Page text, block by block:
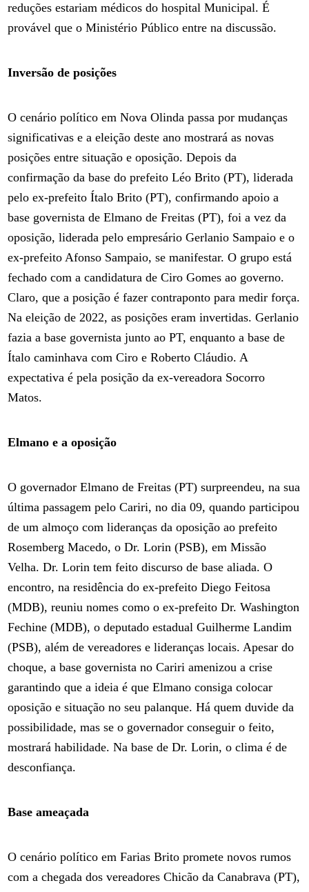
reduções estariam médicos do hospital Municipal. É
provável que o Ministério Público entre na discussão.
Inversão de posições
O cenário político em Nova Olinda passa por mudanças
significativas e a eleição deste ano mostrará as novas
posições entre situação e oposição. Depois da
confirmação da base do prefeito Léo Brito (PT), liderada
pelo ex-prefeito Ítalo Brito (PT), confirmando apoio a
base governista de Elmano de Freitas (PT), foi a vez da
oposição, liderada pelo empresário Gerlanio Sampaio e o
ex-prefeito Afonso Sampaio, se manifestar. O grupo está
fechado com a candidatura de Ciro Gomes ao governo.
Claro, que a posição é fazer contraponto para medir força.
Na eleição de 2022, as posições eram invertidas. Gerlanio
fazia a base governista junto ao PT, enquanto a base de
Ítalo caminhava com Ciro e Roberto Cláudio. A
expectativa é pela posição da ex-vereadora Socorro
Matos.
Elmano e a oposição
O governador Elmano de Freitas (PT) surpreendeu, na sua
última passagem pelo Cariri, no dia 09, quando participou
de um almoço com lideranças da oposição ao prefeito
Rosemberg Macedo, o Dr. Lorin (PSB), em Missão
Velha. Dr. Lorin tem feito discurso de base aliada. O
encontro, na residência do ex-prefeito Diego Feitosa
(MDB), reuniu nomes como o ex-prefeito Dr. Washington
Fechine (MDB), o deputado estadual Guilherme Landim
(PSB), além de vereadores e lideranças locais. Apesar do
choque, a base governista no Cariri amenizou a crise
garantindo que a ideia é que Elmano consiga colocar
oposição e situação no seu palanque. Há quem duvide da
possibilidade, mas se o governador conseguir o feito,
mostrará habilidade. Na base de Dr. Lorin, o clima é de
desconfiança.
Base ameaçada
O cenário político em Farias Brito promete novos rumos
com a chegada dos vereadores Chicão da Canabrava (PT),